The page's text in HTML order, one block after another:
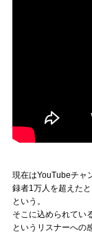
現在はYouTubeチャ
録者1万人を超えた
という。
そこに込められてい
というリスナーへの